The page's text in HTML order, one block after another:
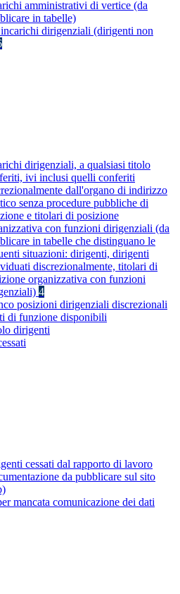
amministrativi di vertice (da
in tabelle)
dirigenziali (dirigenti non
dirigenziali, a qualsiasi titolo
ivi inclusi quelli conferiti
dall'organo di indirizzo
senza procedure pubbliche di
e titolari di posizione
con funzioni dirigenziali (da
in tabelle che distinguano le
situazioni: dirigenti, dirigenti
discrezionalmente, titolari di
organizzativa con funzioni
4
posizioni dirigenziali discrezionali
di funzione disponibili
dirigenti
cessati dal rapporto di lavoro
da pubblicare sul sito
mancata comunicazione dei dati